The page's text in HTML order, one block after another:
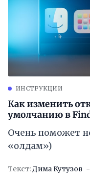
ИНСТРУКЦИИ
Как изменить
умолчанию в
Очень поможет
«олдам»)
Текст:Дима Кутузов